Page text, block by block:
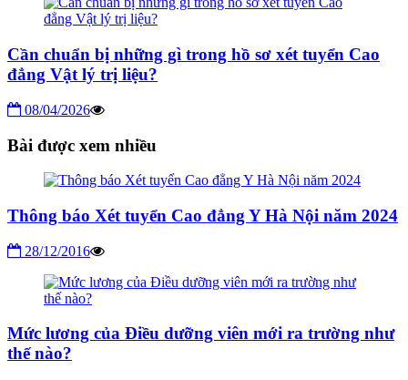
Cần chuẩn bị những gì trong hồ sơ xét tuyển Cao
đẳng Vật lý trị liệu?
08/04/2026
Bài được xem nhiều
Thông báo Xét tuyển Cao đẳng Y Hà Nội năm 2024
28/12/2016
Mức lương của Điều dưỡng viên mới ra trường như
thế nào?